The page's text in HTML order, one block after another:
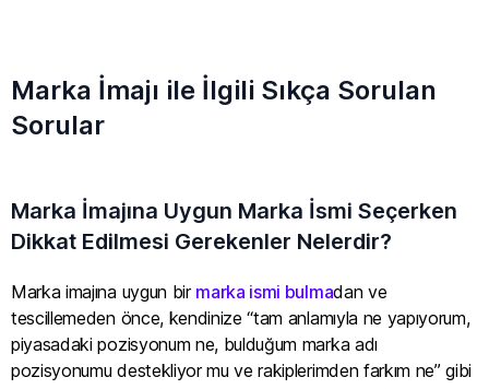
Marka İmajı ile İlgili Sıkça Sorulan
Sorular
Marka İmajına Uygun Marka İsmi Seçerken
Dikkat Edilmesi Gerekenler Nelerdir?
Marka imajına uygun bir marka ismi bulmadan ve
tescillemeden önce, kendinize “tam anlamıyla ne yapıyorum,
piyasadaki pozisyonum ne, bulduğum marka adı
pozisyonumu destekliyor mu ve rakiplerimden farkım ne” gibi